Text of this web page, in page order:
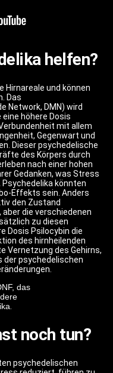
helfen?
und können
Das
Network, DMN) wird
höhere Dosis
mit allem
Gegenwart und
Dieser psychedelische
des Körpers durch
nach einer hohen
Gedanken, was Stress
könnten
Effekts sein. Anders
den Zustand
die verschiedenen
zu diesen
Dosis Psilocybin die
des hirnheilenden
Vernetzung des Gehirns,
der psychedelischen
das
noch tun?
psychedelischen